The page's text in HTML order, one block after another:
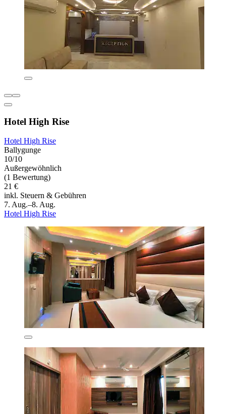
Hotel High Rise
Hotel High Rise
Ballygunge
10/10
Außergewöhnlich
(1 Bewertung)
21 €
inkl. Steuern & Gebühren
7. Aug.–8. Aug.
Hotel High Rise